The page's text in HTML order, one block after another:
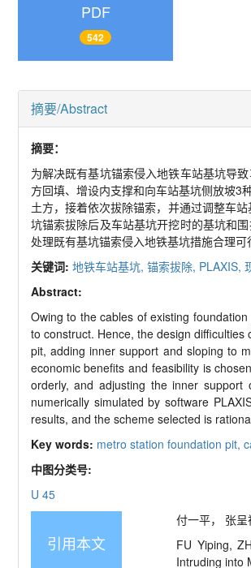
PDF
542
摘要/Abstract
摘要：
为解决既有基坑锚索侵入地铁车站基坑导
方回填、增设内支撑和向车站基坑侧放坡3
土方，接着依次拔除锚索，并通过调整车
坑锚索拔除后及车站基坑开挖时的基坑和
处理既有基坑锚索侵入地铁基坑措施合理可
关键词: 地铁车站基坑, 锚索拔除, PLAXIS,
Abstract:
Owing to the cables of existing
to construct. Hence, the design
pit, adding inner support and sloping to
economic benefits and feasibility is
orderly, and adjusting the inner
numerically simulated by software
results, and the scheme selected is
Key words: metro station foundation pit,
中图分类号:
U 45
引用本文
付一平， 张
FU Yiping,
Intruding into